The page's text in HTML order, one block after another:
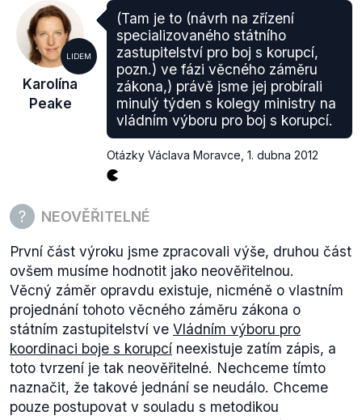
projednávány parlamentem. Jde o zákon chránící
oznamovatele korupce, novelu zákona o obcích, z. o
krajích a z. o hl. m. Praze, zavedení testů
spolehlivosti úředníků, aj. Ani vládnípřehled plnění
(.pdf) strategie zatím neuvádí mnoho "splněných"
legislativních návrhů. Vláda některé tzv.
protikorupční právní předpisy již předložila a nyní
tiskového zákona (zneužívání radničních
Vznikla tedy, jak pravdivě tvrdí Peake, řada
předpisů, které se vláda zavázala předložit jako
protikorupční opatření. Zároveň má řada, byť krátká,
již podobu platných zákonů.
LIDEM
Karolína
Peake
(Tam je to (návrh na zřízení
specializovaného státního
zastupitelství pro boj s korupcí,
pozn.) ve fázi věcného záměru
zákona,) právě jsme jej probírali
minulý týden s kolegy ministry na
vládním výboru pro boj s korupcí.
Otázky Václava Moravce 1. dubna 2012
NEOVĚŘITELNÉ
První část výroku jsme zpracovali výše, druhou část
ovšem musíme hodnotit jako neověřitelnou.
Věcný záměr opravdu existuje, nicméně o vlastním
projednání tohoto věcného záměru zákona o
státním zastupitelství ve Vládním výboru pro
koordinaci boje s korupcí neexistuje zatím zápis, a
toto tvrzení je tak neověřitelné. Nechceme tímto
naznačit, že takové jednání se neudálo. Chceme
pouze postupovat v souladu s metodikou